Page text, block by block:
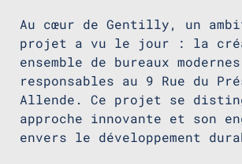
Au cœur de Gentilly, un
projet a vu le jour : la
ensemble de bureaux
responsables au 9 Rue du
Allende. Ce projet se
approche innovante et son
envers le développement